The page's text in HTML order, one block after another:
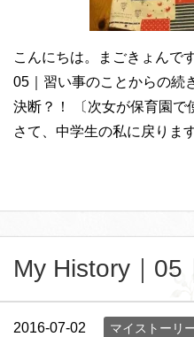
こんにちは。まごきょんで
05｜習い事のことからの続
決断？！ 〔次女が保育園で
さて、中学生の私に戻りま
My History｜05
2016-07-02 マイストーリ